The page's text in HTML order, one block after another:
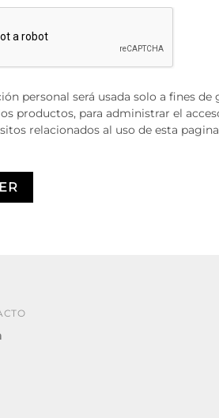
personal será usada solo a fines de
productos, para administrar el
relacionados al uso de esta